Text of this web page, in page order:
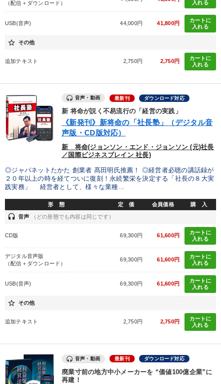
（配信＋ダウンロード） 入れる
USB(音声) 44,000円 41,800円
カートに
入れる
star_border その他
追加テキスト 2,750円 2,750円
カートに
入れる
音声・動画 最新刊 ダウンロード対応
新 将命が説く不易流行の「経営の実践」
《新発刊》新将命の「社長塾」（デジタル音
声版・CD版対応）
新 将命(ジョンソン・エンド・ジョンソン (元)社長
／国際ビジネスブレイン 社長)
◎ジャパネットたかた 創業者 髙田明氏推薦！ ◎経営者必聴の講話録が
２０年以上の時を経てついに復刻！永続繁栄を決定する「社長の８大実
践実務」 経営者として、様々な業種...
形 態 定 価 会員価格 購 入
headset 音声 （どの形態でも内容は同じです）
CD版 69,300円 61,600円
カートに
入れる
デジタル音声版
（配信＋ダウンロード）
69,300円 61,600円
カートに
入れる
USB(音声) 69,300円 61,600円
カートに
入れる
star_border その他
追加テキスト 2,750円 2,750円
カートに
入れる
音声・動画 最新刊 ダウンロード対応
廃業寸前の地方中小メーカーを “価値100億企業”に
再建！